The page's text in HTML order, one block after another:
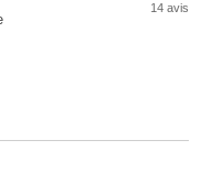
14 avis